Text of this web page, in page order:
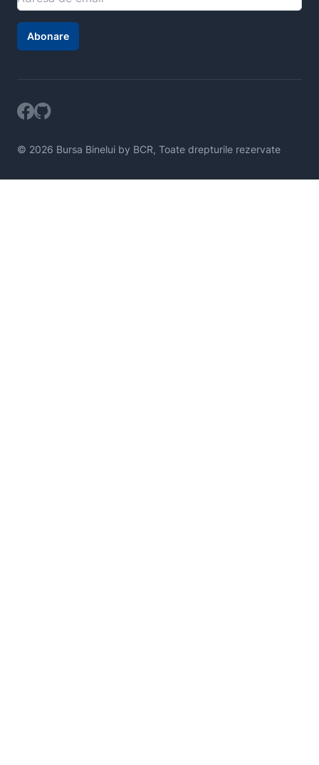
Abonare
© 2026 Bursa Binelui by BCR, Toate drepturile rezervate